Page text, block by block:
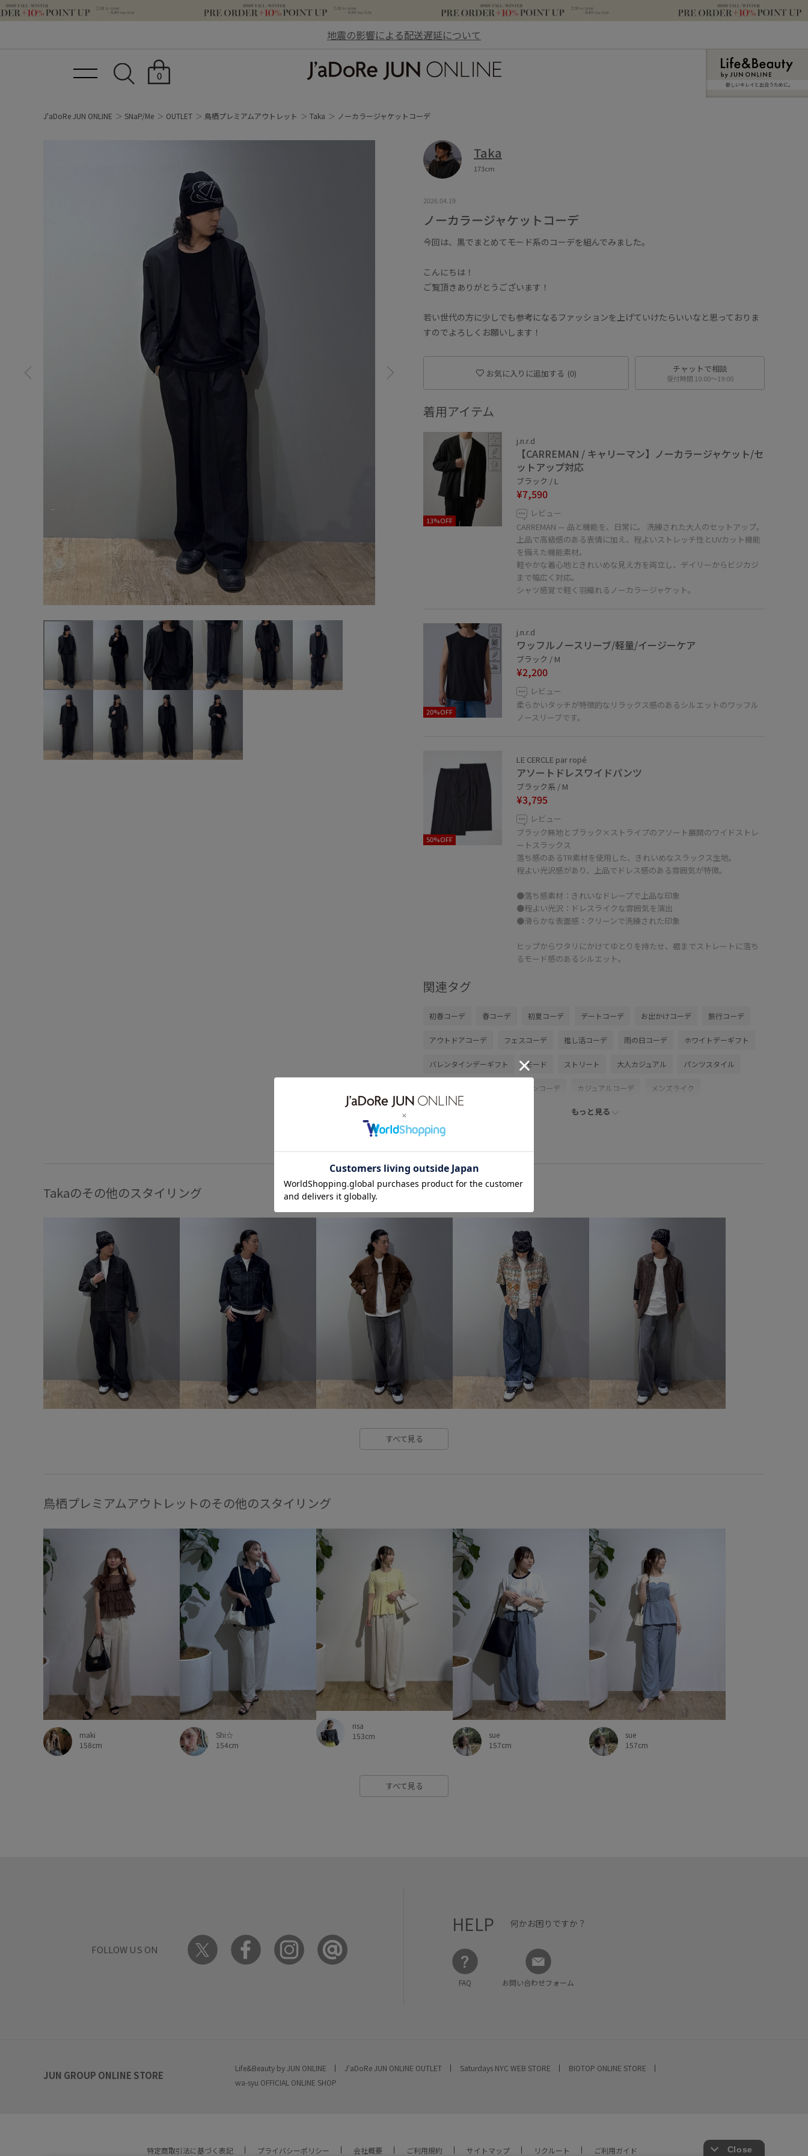
地震の影響による配送遅延について
0
新しいキレイと出合うために。
J'aDoRe JUN ONLINE SNaP/Me OUTLET 鳥栖プレミアムアウトレット Taka ノーカラージャケットコーデ
Taka
173cm
2026.04.19
ノーカラージャケットコーデ
今回は、黒でまとめてモード系のコーデを組んでみました。
こんにちは！
ご覧頂きありがとうございます！
若い世代の方に少しでも参考になるファッションを上げていけたらいいなと思っておりま
すのでよろしくお願いします！
お気に入りに追加する (0) チャットで相談
受付時間 10:00〜19:00
着用アイテム
13%OFF
j.n.r.d
【CARREMAN / キャリーマン】ノーカラージャケット/セ
ットアップ対応
ブラック / L
¥7,590
レビュー
CARREMAN — 品と機能を、日常に。 洗練された大人のセットアップ。
上品で高級感のある表情に加え、程よいストレッチ性とUVカット機能
を備えた機能素材。
軽やかな着心地ときれいめな見え方を両立し、デイリーからビジカジ
まで幅広く対応。
シャツ感覚で軽く羽織れるノーカラージャケット。
20%OFF
j.n.r.d
ワッフルノースリーブ/軽量/イージーケア
ブラック / M
¥2,200
レビュー
柔らかいタッチが特徴的なリラックス感のあるシルエットのワッフル
ノースリーブです。
50%OFF
LE CERCLE par ropé
アソートドレスワイドパンツ
ブラック系 / M
¥3,795
レビュー
ブラック無地とブラック×ストライプのアソート展開のワイドストレ
ートスラックス
落ち感のあるTR素材を使用した、きれいめなスラックス生地。
程よい光沢感があり、上品でドレス感のある雰囲気が特徴。
●落ち感素材：きれいなドレープで上品な印象
●程よい光沢：ドレスライクな雰囲気を演出
●滑らかな表面感：クリーンで洗練された印象
ヒップからワタリにかけてゆとりを持たせ、裾までストレートに落ち
るモード感のあるシルエット。
関連タグ
初春コーデ 春コーデ 初夏コーデ デートコーデ お出かけコーデ 旅行コーデ
アウトドアコーデ フェスコーデ 推し活コーデ 雨の日コーデ ホワイトデーギフト
バレンタインデーギフト モード ストリート 大人カジュアル パンツスタイル
モノトーンコーデ カジュアルコーデ メンズライク
ベーシック JUNRed
乾燥
きれいめ さっと羽織れる
イージーパンツ
コットン ジャケット
セットアップ トレンド トレンド感
フロントボタン プルオーバー ポリエステル
ラウンドカットの裾 ヴィンテージ ヴィンテージ感
幅広 抜け感 機能素材
落ち感
もっと見る
Takaのその他のスタイリング
すべて見る
鳥栖プレミアムアウトレットのその他のスタイリング
maki
158cm
Shi☆
154cm
risa
153cm
sue
157cm
sue
157cm
すべて見る
FOLLOW US ON
HELP 何かお困りですか？
FAQ お問い合わせフォーム
JUN GROUP ONLINE STORE
Life&Beauty by JUN ONLINE J'aDoRe JUN ONLINE OUTLET Saturdays NYC WEB STORE
BIOTOP ONLINE STORE
wa-syu OFFICIAL ONLINE SHOP
特定商取引法に基づく表記 プライバシーポリシー 会社概要 ご利用規約 サイトマップ リクルート ご利用ガイド